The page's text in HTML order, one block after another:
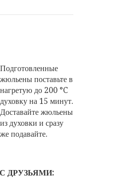
Подготовленные
жюльены поставьте в
нагретую до 200 °C
духовку на 15 минут.
Доставайте жюльены
из духовки и сразу
же подавайте.
ДРУЗЬЯМИ: